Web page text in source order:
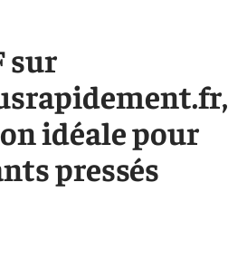
sur
idéale pour
pressés